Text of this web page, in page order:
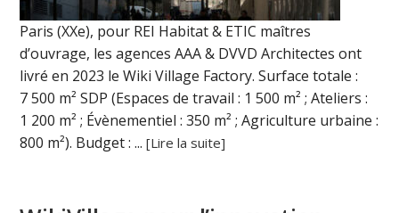
Paris (XXe), pour REI Habitat & ETIC maîtres
d’ouvrage, les agences AAA & DVVD Architectes ont
livré en 2023 le Wiki Village Factory. Surface totale :
7 500 m² SDP (Espaces de travail : 1 500 m² ; Ateliers :
1 200 m² ; Évènementiel : 350 m² ; Agriculture urbaine :
800 m²). Budget : ...[Lire la suite]